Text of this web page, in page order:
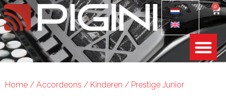
0
Home / Accordeons / Kinderen / Prestige Junior